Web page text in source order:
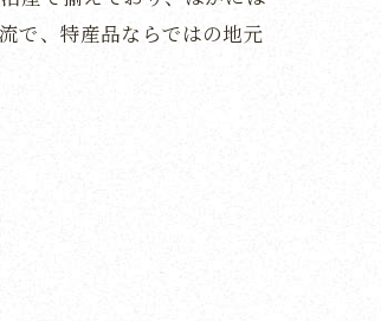
で、特産品ならではの地元